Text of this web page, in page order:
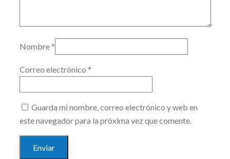
Nombre *
Correo electrónico *
Guarda mi nombre, correo electrónico y web en
este navegador para la próxima vez que comente.